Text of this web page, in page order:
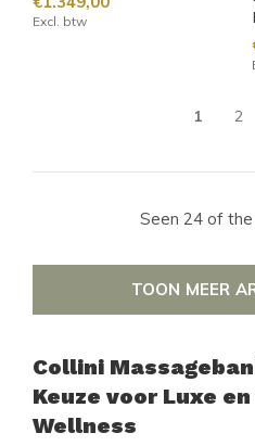
Excl. btw
1 2
Seen 24 of
TOON MEER
Collini
Keuze voor Luxe
Wellness